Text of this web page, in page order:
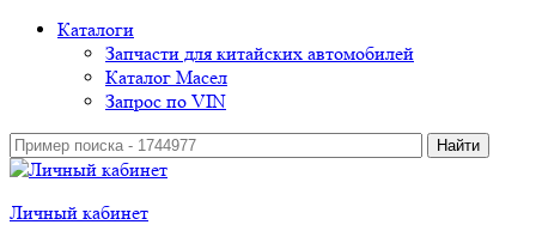
Каталоги
Запчасти для китайских автомобилей
Каталог Масел
Запрос по VIN
Личный кабинет